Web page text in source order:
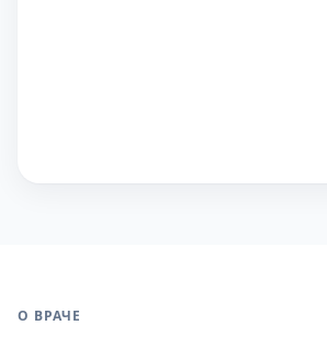
О ВРАЧЕ